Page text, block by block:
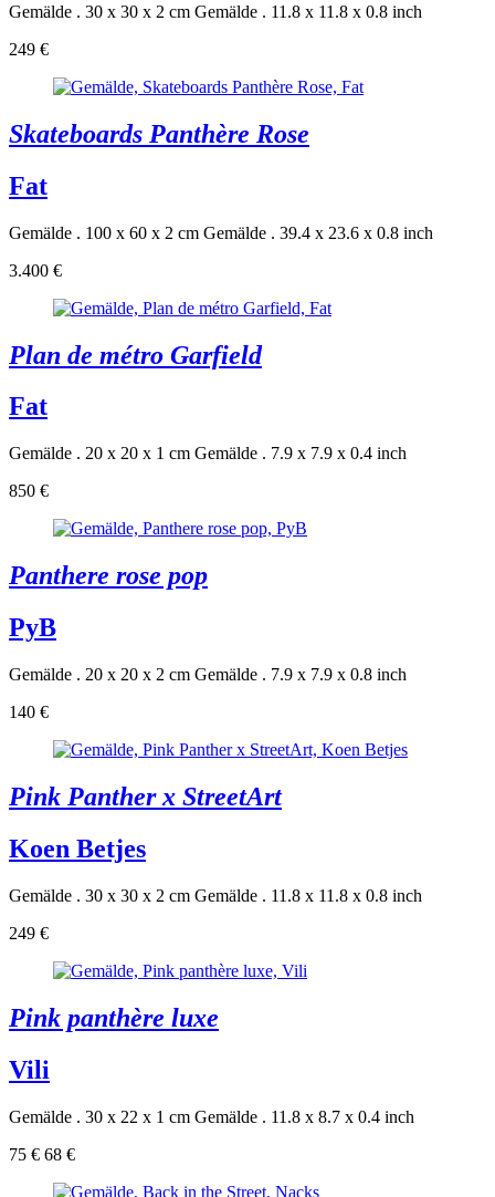
Gemälde . 30 x 30 x 2 cm Gemälde . 11.8 x 11.8 x 0.8 inch
249 €
Skateboards Panthère Rose
Fat
Gemälde . 100 x 60 x 2 cm Gemälde . 39.4 x 23.6 x 0.8 inch
3.400 €
Plan de métro Garfield
Fat
Gemälde . 20 x 20 x 1 cm Gemälde . 7.9 x 7.9 x 0.4 inch
850 €
Panthere rose pop
PyB
Gemälde . 20 x 20 x 2 cm Gemälde . 7.9 x 7.9 x 0.8 inch
140 €
Pink Panther x StreetArt
Koen Betjes
Gemälde . 30 x 30 x 2 cm Gemälde . 11.8 x 11.8 x 0.8 inch
249 €
Pink panthère luxe
Vili
Gemälde . 30 x 22 x 1 cm Gemälde . 11.8 x 8.7 x 0.4 inch
75 € 68 €